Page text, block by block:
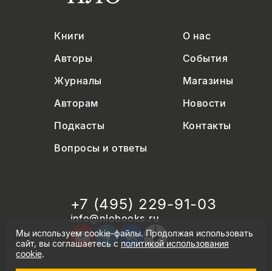
Книги
О нас
Авторы
События
Журналы
Магазины
Авторам
Новости
Подкасты
Контакты
Вопросы и ответы
+7 (495) 229-91-03
info@nlobooks.ru
Мы используем cookie-файлы. Продолжая использовать
сайт, вы соглашаетесь сполитикой использования
cookie.